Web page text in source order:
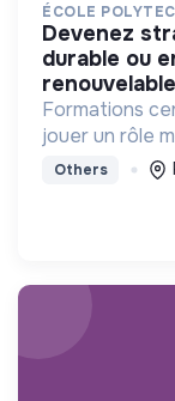
ÉCOLE
devenez stratège de la transformation
durable ou
Formations
jouer un rôle
énergétique
Others